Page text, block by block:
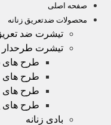
صفحه اصلی
محصولات ضدتعریق زنانه
تیشرت ضد
تیشرت طرحدار
طرح های 2026
طرح های
طرح های
طرح های
بادی زنانه